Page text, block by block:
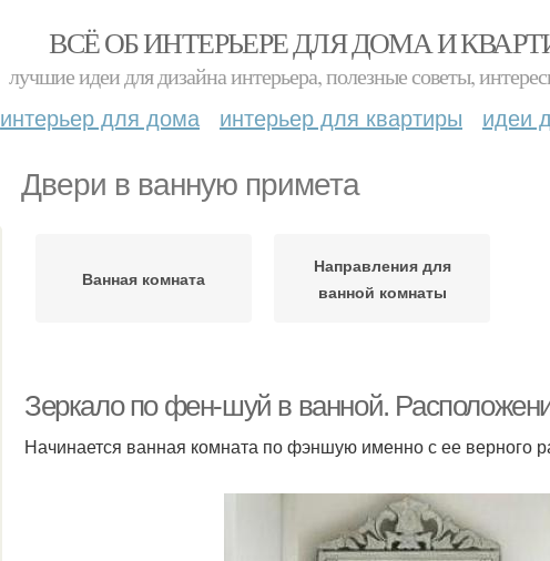
ВСЁ ОБ ИНТЕРЬЕРЕ ДЛЯ ДОМА И
лучшие идеи для дизайна интерьера, полезные советы,
интерьер для дома интерьер для квартиры идеи
Двери в ванную примета
Ванная комната
Направления для
ванной комнаты
Зеркало по фен-шуй в ванной.
Начинается ванная комната по фэншую именно с ее верного